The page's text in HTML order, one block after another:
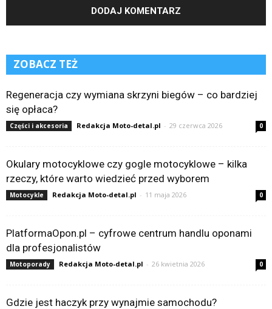
ZOBACZ TEŻ
Regeneracja czy wymiana skrzyni biegów – co bardziej
się opłaca?
Części i akcesoria Redakcja Moto-detal.pl - 29 czerwca 2026 0
Okulary motocyklowe czy gogle motocyklowe – kilka
rzeczy, które warto wiedzieć przed wyborem
Motocykle Redakcja Moto-detal.pl - 11 maja 2026 0
PlatformaOpon.pl – cyfrowe centrum handlu oponami
dla profesjonalistów
Motoporady Redakcja Moto-detal.pl - 26 kwietnia 2026 0
Gdzie jest haczyk przy wynajmie samochodu?